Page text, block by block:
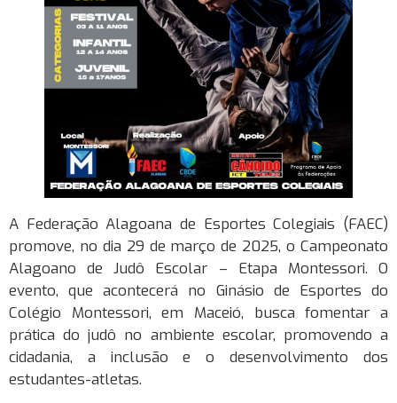
A Federação Alagoana de Esportes Colegiais (FAEC)
promove, no dia 29 de março de 2025, o Campeonato
Alagoano de Judô Escolar – Etapa Montessori. O
evento, que acontecerá no Ginásio de Esportes do
Colégio Montessori, em Maceió, busca fomentar a
prática do judô no ambiente escolar, promovendo a
cidadania, a inclusão e o desenvolvimento dos
estudantes-atletas.